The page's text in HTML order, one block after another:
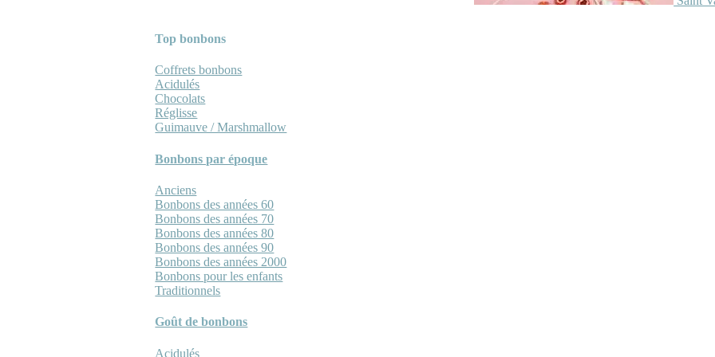
Top bonbons
Coffrets bonbons
Acidulés
Chocolats
Réglisse
Guimauve / Marshmallow
Bonbons par époque
Anciens
Bonbons des années 60
Bonbons des années 70
Bonbons des années 80
Bonbons des années 90
Bonbons des années 2000
Bonbons pour les enfants
Traditionnels
Goût de bonbons
Acidulés